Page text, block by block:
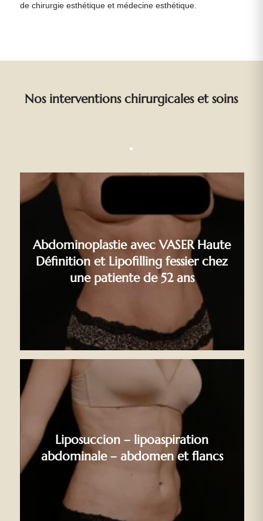
de chirurgie esthétique et médecine esthétique.
Nos interventions chirurgicales et soins
Abdominoplastie avec VASER Haute
Définition et Lipofilling fessier chez
une patiente de 52 ans
Liposuccion – lipoaspiration
abdominale – abdomen et flancs